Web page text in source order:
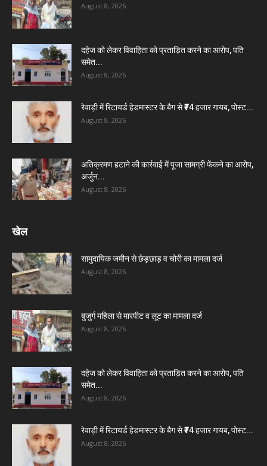
August 8, 2026
दहेज को लेकर विवाहिता को प्रताड़ित करने का आरोप, पति
समेत...
August 8, 2026
रेवाड़ी में रिटायर्ड हेडमास्टर के बैग से ₹74 हजार गायब, पोस्ट...
August 8, 2026
अतिक्रमण हटाने की कार्रवाई में पूजा सामग्री फेंकने का आरोप,
अर्जुन...
August 8, 2026
खेल
सामुदायिक जमीन से छेड़छाड़ व चोरी का मामला दर्ज
August 8, 2026
बुजुर्ग महिला से मारपीट व लूट का मामला दर्ज
August 8, 2026
दहेज को लेकर विवाहिता को प्रताड़ित करने का आरोप, पति
समेत...
August 8, 2026
रेवाड़ी में रिटायर्ड हेडमास्टर के बैग से ₹74 हजार गायब, पोस्ट...
August 8, 2026